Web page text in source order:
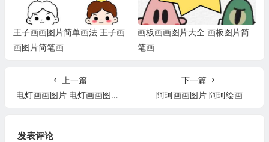
王子画画图片简单画法 王子画
画图片简笔画
画板画画图片大全 画板图片简
笔画
上一篇
电灯画画图片 电灯画画图片素材
下一篇
阿珂画画图片 阿珂绘画
发表评论